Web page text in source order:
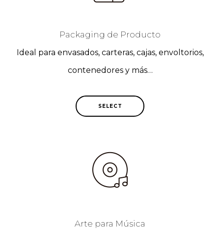
Packaging de Producto
Ideal para envasados, carteras, cajas, envoltorios,
contenedores y más…
SELECT
Arte para Música